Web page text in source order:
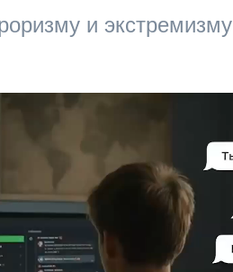
и экстремизму